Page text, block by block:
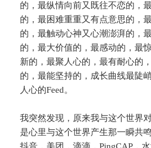
的，最纵情向前又既往不恋的，
的，最困难重重又有点意思的，
的，最触动心神又心潮澎湃的，
的，最大价值的，最感动的，最
新的，最聚人心的，最有耐心的
的，最能坚持的，成长曲线最陡
人心的Feed。
我突然发现，原来我与这个世界
是心里与这个世界产生那一瞬共